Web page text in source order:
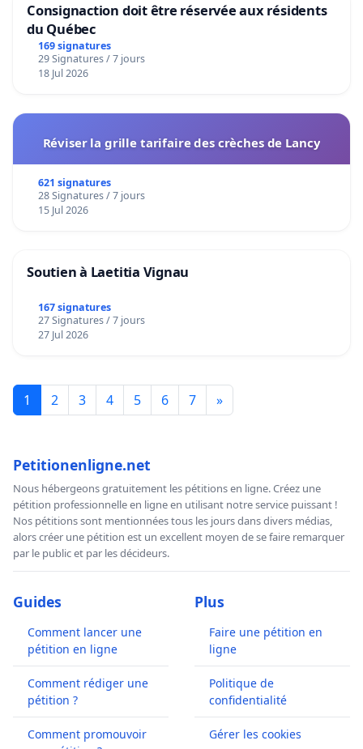
Consignaction doit être réservée aux résidents
du Québec
169 signatures
29 Signatures / 7 jours
18 Jul 2026
Réviser la grille tarifaire des crèches de Lancy
621 signatures
28 Signatures / 7 jours
15 Jul 2026
Soutien à Laetitia Vignau
167 signatures
27 Signatures / 7 jours
27 Jul 2026
1 2 3 4 5 6 7 »
Petitionenligne.net
Nous hébergeons gratuitement les pétitions en ligne. Créez une
pétition professionnelle en ligne en utilisant notre service puissant !
Nos pétitions sont mentionnées tous les jours dans divers médias,
alors créer une pétition est un excellent moyen de se faire remarquer
par le public et par les décideurs.
Guides
Comment lancer une
pétition en ligne
Comment rédiger une
pétition ?
Comment promouvoir
Plus
Faire une pétition en
ligne
Politique de
confidentialité
Gérer les cookies